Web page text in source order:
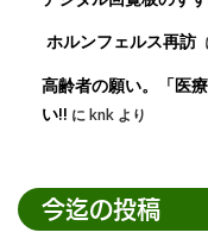
ホルンフェルス再訪
高齢者の願い。「医
い!! にknk より
今迄の投稿